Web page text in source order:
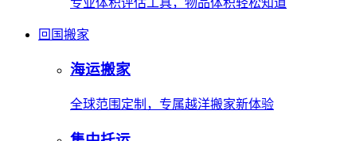
回国搬家
海运搬家
全球范围定制，专属越洋搬家新体验